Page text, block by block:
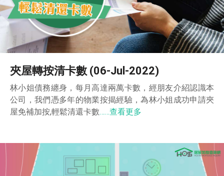
夾屋轉按清卡數 (06-Jul-2022)
林小姐債務纏身，每月高達兩萬卡數，經朋友介紹認識本
公司，我們憑多年的物業按揭經驗，為林小姐成功申請夾
屋免補加按,輕鬆清還卡數……查看更多